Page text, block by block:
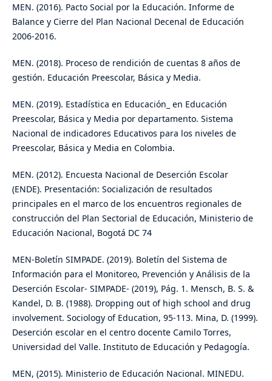
MEN. (2016). Pacto Social por la Educación. Informe de
Balance y Cierre del Plan Nacional Decenal de Educación
2006-2016.
MEN. (2018). Proceso de rendición de cuentas 8 años de
gestión. Educación Preescolar, Básica y Media.
MEN. (2019). Estadística en Educación_ en Educación
Preescolar, Básica y Media por departamento. Sistema
Nacional de indicadores Educativos para los niveles de
Preescolar, Básica y Media en Colombia.
MEN. (2012). Encuesta Nacional de Deserción Escolar
(ENDE). Presentación: Socialización de resultados
principales en el marco de los encuentros regionales de
construcción del Plan Sectorial de Educación, Ministerio de
Educación Nacional, Bogotá DC 74
MEN-Boletín SIMPADE. (2019). Boletín del Sistema de
Información para el Monitoreo, Prevención y Análisis de la
Deserción Escolar- SIMPADE- (2019), Pág. 1. Mensch, B. S. &
Kandel, D. B. (1988). Dropping out of high school and drug
involvement. Sociology of Education, 95-113. Mina, D. (1999).
Deserción escolar en el centro docente Camilo Torres,
Universidad del Valle. Instituto de Educación y Pedagogía.
MEN, (2015). Ministerio de Educación Nacional. MINEDU.